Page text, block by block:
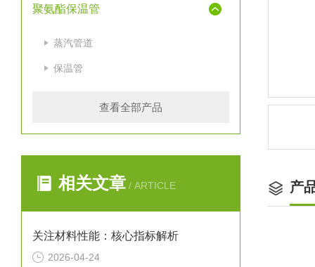
聚氨酯保温管
蒸汽管道
保温管
查看全部产品
相关文章 / ARTICLE
关注材料性能：核心指标解析
2026-04-24
产